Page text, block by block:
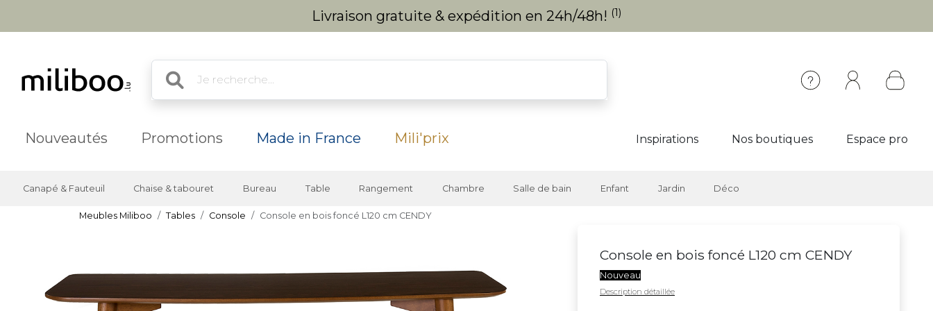
Livraison gratuite & expédition en 24h/48h! (1)
Nouveautés Promotions Made in France Mili'prix Inspirations Nos boutiques Espace pro
Canapé & Fauteuil Chaise & tabouret Bureau Table Rangement Chambre Salle de bain Enfant Jardin Déco
Meubles Miliboo Tables Console Console en bois foncé L120 cm CENDY
Console en bois foncé L120 cm CENDY
Nouveau
Description détaillée